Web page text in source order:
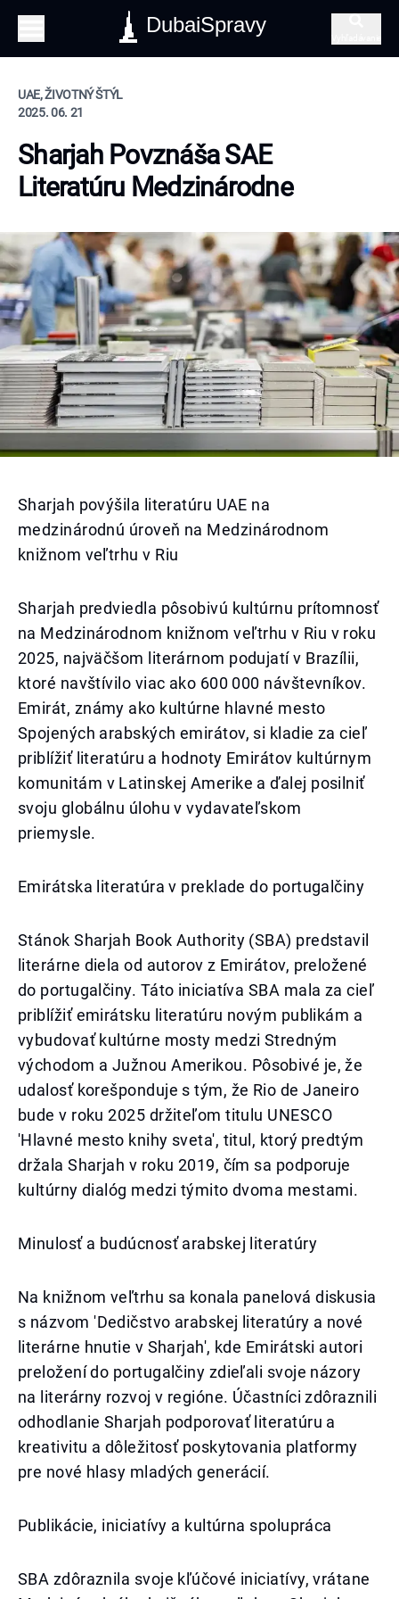
DubaiSpravy
UAE, ŽIVOTNÝ ŠTÝL
2025. 06. 21
Sharjah Povznáša SAE
Literatúru Medzinárodne
Sharjah povýšila literatúru UAE na
medzinárodnú úroveň na Medzinárodnom
knižnom veľtrhu v Riu
Sharjah predviedla pôsobivú kultúrnu prítomnosť
na Medzinárodnom knižnom veľtrhu v Riu v roku
2025, najväčšom literárnom podujatí v Brazílii,
ktoré navštívilo viac ako 600 000 návštevníkov.
Emirát, známy ako kultúrne hlavné mesto
Spojených arabských emirátov, si kladie za cieľ
priblížiť literatúru a hodnoty Emirátov kultúrnym
komunitám v Latinskej Amerike a ďalej posilniť
svoju globálnu úlohu v vydavateľskom
priemysle.
Emirátska literatúra v preklade do portugalčiny
Stánok Sharjah Book Authority (SBA) predstavil
literárne diela od autorov z Emirátov, preložené
do portugalčiny. Táto iniciatíva SBA mala za cieľ
priblížiť emirátsku literatúru novým publikám a
vybudovať kultúrne mosty medzi Stredným
východom a Južnou Amerikou. Pôsobivé je, že
udalosť korešponduje s tým, že Rio de Janeiro
bude v roku 2025 držiteľom titulu UNESCO
'Hlavné mesto knihy sveta', titul, ktorý predtým
držala Sharjah v roku 2019, čím sa podporuje
kultúrny dialóg medzi týmito dvoma mestami.
Minulosť a budúcnosť arabskej literatúry
Na knižnom veľtrhu sa konala panelová diskusia
s názvom 'Dedičstvo arabskej literatúry a nové
literárne hnutie v Sharjah', kde Emirátski autori
preložení do portugalčiny zdieľali svoje názory
na literárny rozvoj v regióne. Účastníci zdôraznili
odhodlanie Sharjah podporovať literatúru a
kreativitu a dôležitosť poskytovania platformy
pre nové hlasy mladých generácií.
Publikácie, iniciatívy a kultúrna spolupráca
SBA zdôraznila svoje kľúčové iniciatívy, vrátane